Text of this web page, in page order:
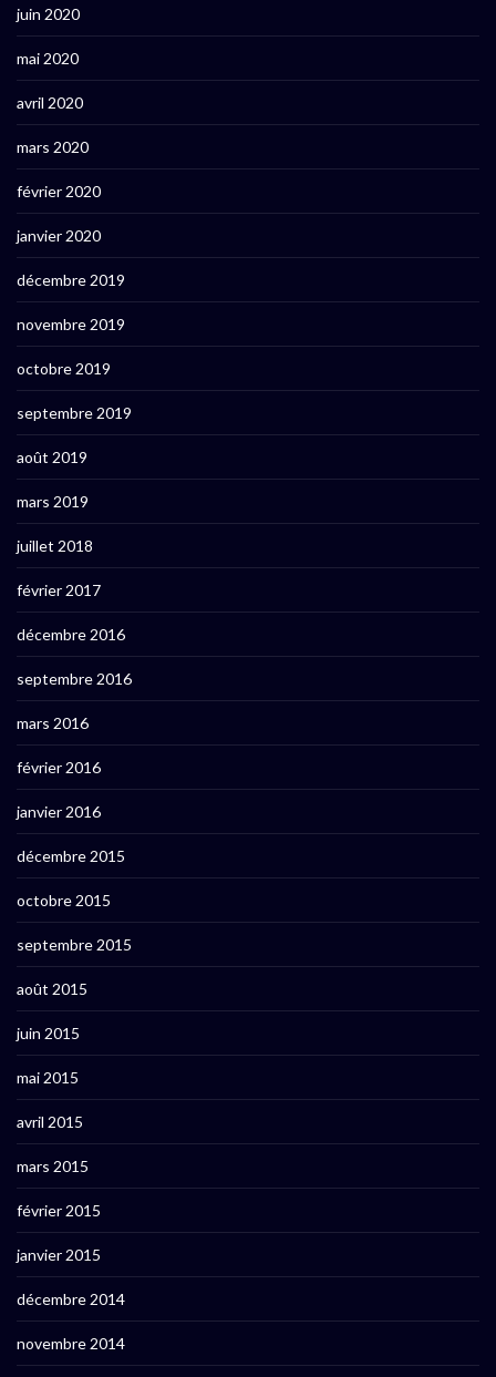
juin 2020
mai 2020
avril 2020
mars 2020
février 2020
janvier 2020
décembre 2019
novembre 2019
octobre 2019
septembre 2019
août 2019
mars 2019
juillet 2018
février 2017
décembre 2016
septembre 2016
mars 2016
février 2016
janvier 2016
décembre 2015
octobre 2015
septembre 2015
août 2015
juin 2015
mai 2015
avril 2015
mars 2015
février 2015
janvier 2015
décembre 2014
novembre 2014